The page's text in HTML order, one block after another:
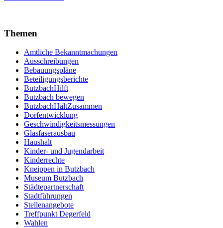
Themen
Amtliche Bekanntmachungen
Ausschreibungen
Bebauungspläne
Beteiligungsberichte
ButzbachHilft
Butzbach bewegen
ButzbachHältZusammen
Dorfentwicklung
Geschwindigkeitsmessungen
Glasfaserausbau
Haushalt
Kinder- und Jugendarbeit
Kinderrechte
Kneippen in Butzbach
Museum Butzbach
Städtepartnerschaft
Stadtführungen
Stellenangebote
Treffpunkt Degerfeld
Wahlen